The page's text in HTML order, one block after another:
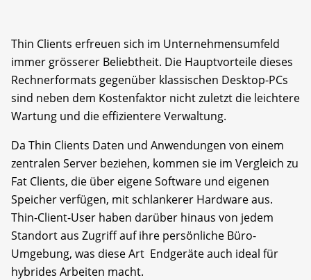
Thin Clients erfreuen sich im Unternehmensumfeld
immer grösserer Beliebtheit. Die Hauptvorteile dieses
Rechnerformats gegenüber klassischen Desktop-PCs
sind neben dem Kostenfaktor nicht zuletzt die leichtere
Wartung und die effizientere Verwaltung.
Da Thin Clients Daten und Anwendungen von einem
zentralen Server beziehen, kommen sie im Vergleich zu
Fat Clients, die über eigene Software und eigenen
Speicher verfügen, mit schlankerer Hardware aus.
Thin-Client-User haben darüber hinaus von jedem
Standort aus Zugriff auf ihre persönliche Büro-
Umgebung, was diese Art Endgeräte auch ideal für
hybrides Arbeiten macht.